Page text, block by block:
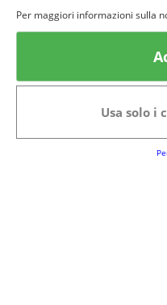
© provaprodottigratis.it 2023 |
Per maggiori informazioni sulla
Usa solo i